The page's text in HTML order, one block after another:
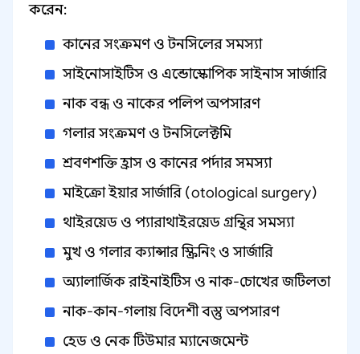
করেন:
কানের সংক্রমণ ও টনসিলের সমস্যা
সাইনোসাইটিস ও এন্ডোস্কোপিক সাইনাস সার্জারি
নাক বন্ধ ও নাকের পলিপ অপসারণ
গলার সংক্রমণ ও টনসিলেক্টমি
শ্রবণশক্তি হ্রাস ও কানের পর্দার সমস্যা
মাইক্রো ইয়ার সার্জারি (otological surgery)
থাইরয়েড ও প্যারাথাইরয়েড গ্রন্থির সমস্যা
মুখ ও গলার ক্যান্সার স্ক্রিনিং ও সার্জারি
অ্যালার্জিক রাইনাইটিস ও নাক-চোখের জটিলতা
নাক-কান-গলায় বিদেশী বস্তু অপসারণ
হেড ও নেক টিউমার ম্যানেজমেন্ট